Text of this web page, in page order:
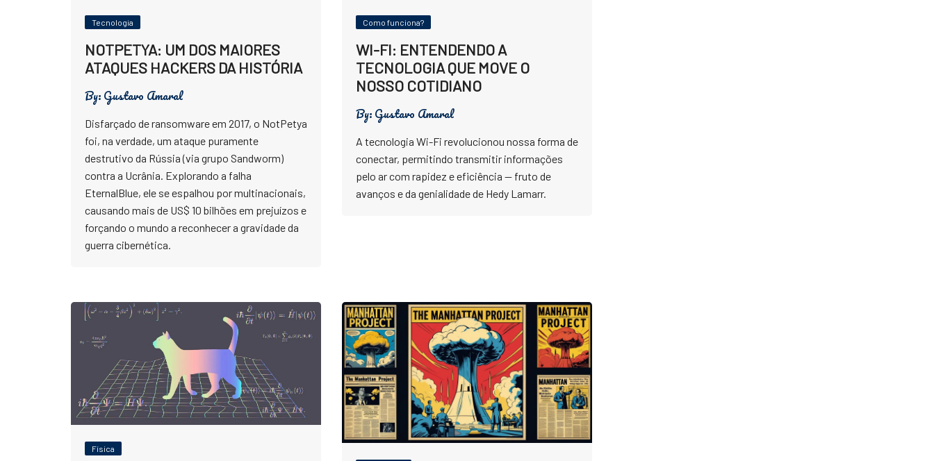
Tecnologia
NOTPETYA: UM DOS MAIORES
ATAQUES HACKERS DA HISTÓRIA
By:Gustavo Amaral
Disfarçado de ransomware em 2017, o NotPetya
foi, na verdade, um ataque puramente
destrutivo da Rússia (via grupo Sandworm)
contra a Ucrânia. Explorando a falha
EternalBlue, ele se espalhou por multinacionais,
causando mais de US$ 10 bilhões em prejuízos e
forçando o mundo a reconhecer a gravidade da
guerra cibernética.
Como funciona?
WI-FI: ENTENDENDO A
TECNOLOGIA QUE MOVE O
NOSSO COTIDIANO
By:Gustavo Amaral
A tecnologia Wi-Fi revolucionou nossa forma de
conectar, permitindo transmitir informações
pelo ar com rapidez e eficiência — fruto de
avanços e da genialidade de Hedy Lamarr.
Física